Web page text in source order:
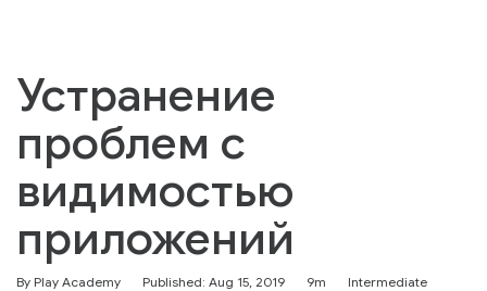
Устранение
проблем с
видимостью
приложений
By Play Academy Published: Aug 15, 2019
Duration 9m
Difficulty
Intermediate